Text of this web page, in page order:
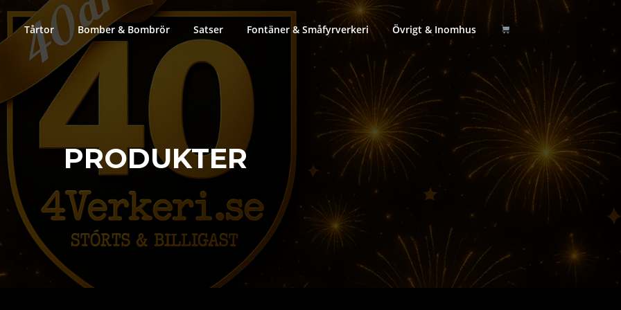
Tårtor Bomber & Bombrör Satser Fontäner & Småfyrverkeri Övrigt & Inomhus
PRODUKTER